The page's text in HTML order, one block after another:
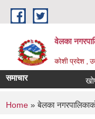
Skip to main content
वेलका
कोशी प्रदेश ,
समाचार
You are
Home » बेलका